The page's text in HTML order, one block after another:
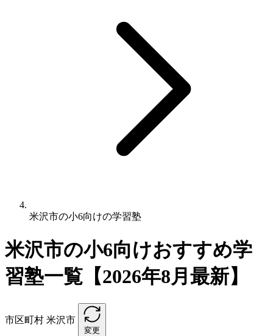
米沢市の小6向けの学習塾
米沢市の小6向けおすすめ学
習塾一覧【2026年8月最新】
市区町村 米沢市
変更